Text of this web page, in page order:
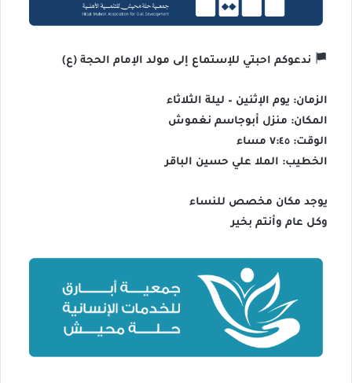
ندعوكم احبتي للإستماع إلى مولد الإمام الحجة (ع)
الزمان: يوم الإثنين – ليلة الثلاثاء
المكان: منزل أبوجاسم نغموش
الوقت: ٧:٤٥ مساء
الخطيب: الملا علي حسين الباقر
يوجد مكان مخصص للنساء
وكل عام وأنتم بخير